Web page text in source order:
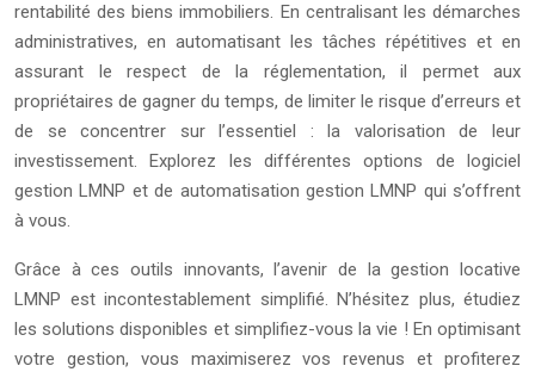
rentabilité des biens immobiliers. En centralisant les démarches
administratives, en automatisant les tâches répétitives et en
assurant le respect de la réglementation, il permet aux
propriétaires de gagner du temps, de limiter le risque d’erreurs et
de se concentrer sur l’essentiel : la valorisation de leur
investissement. Explorez les différentes options de logiciel
gestion LMNP et de automatisation gestion LMNP qui s’offrent
à vous.
Grâce à ces outils innovants, l’avenir de la gestion locative
LMNP est incontestablement simplifié. N’hésitez plus, étudiez
les solutions disponibles et simplifiez-vous la vie ! En optimisant
votre gestion, vous maximiserez vos revenus et profiterez